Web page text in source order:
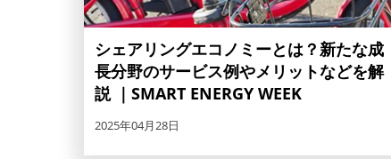
シェアリングエコノミーとは？新たな成
長分野のサービス例やメリットなどを解
説 ｜SMART ENERGY WEEK
2025年04月28日